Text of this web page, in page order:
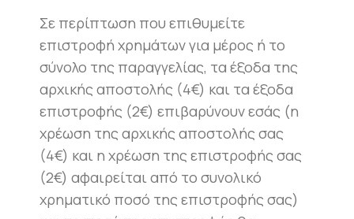
Σε περίπτωση που επιθυμείτε
επιστροφή χρημάτων για μέρος ή το
σύνολο της παραγγελίας, τα έξοδα της
αρχικής αποστολής (4€) και τα έξοδα
επιστροφής (2€) επιβαρύνουν εσάς (η
χρέωση της αρχικής αποστολής σας
(4€) και η χρέωση της επιστροφής σας
(2€) αφαιρείται από το συνολικό
χρηματικό ποσό της επιστροφής σας)